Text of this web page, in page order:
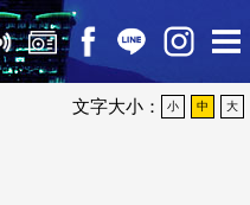
文字大小： 小 中 大